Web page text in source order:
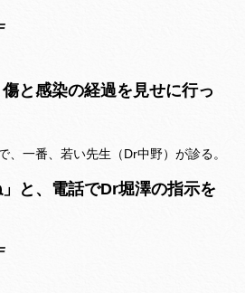
と感染の経過を見せに行っ
、一番、若い先生（Dr中野）が診る。
」と、電話でDr堀澤の指示を